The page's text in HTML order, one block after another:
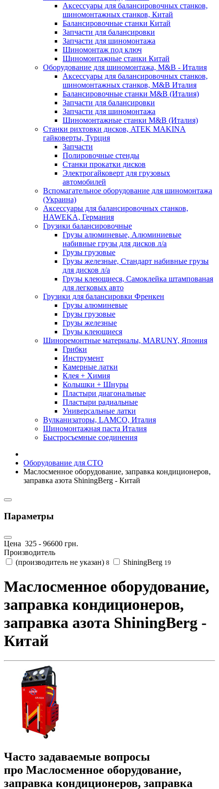
Аксессуары для балансировочных станков,
шиномонтажных станков, Китай
Балансировочные станки Китай
Запчасти для балансировки
Запчасти для шиномонтажа
Шиномонтаж под ключ
Шиномонтажные станки Китай
Оборудование для шиномонтажа, M&B - Италия
Аксессуары для балансировочных станков,
шиномонтажных станков, M&B Италия
Балансировочные станки M&B (Италия)
Запчасти для балансировки
Запчасти для шиномонтажа
Шиномонтажные станки M&B (Италия)
Станки рихтовки дисков, ATEK MAKINA
гайковерты, Турция
Запчасти
Полировочные стенды
Станки прокатки дисков
Электрогайковерт для грузовых
автомобилей
Вспомагательное оборудование для шиномонтажа
(Украина)
Аксессуары для балансировочных станков,
HAWEKA, Германия
Грузики балансировочные
Грузы алюминевые, Алюминиевые
набивные грузы для дисков л/а
Грузы грузовые
Грузы железные, Cтандарт набивные грузы
для дисков л/а
Грузы клеющиеся, Самоклейка штампованая
для легковых авто
Грузики для балансировки Френкен
Грузы алюминевые
Грузы грузовые
Грузы железные
Грузы клеющиеся
Шиноремонтные материалы, MARUNY, Япония
Грибки
Инструмент
Камерные латки
Клея + Химия
Колышки + Шнуры
Пластыри диагональные
Пластыри радиальные
Универсальные латки
Вулканизаторы, LAMCO, Италия
Шиномонтажная паста Италия
Быстросъемные соединения
Оборудование для СТО
Маслосменное оборудование, заправка кондиционеров,
заправка азота ShiningBerg - Китай
Параметры
Цена 325 - 96600 грн.
Производитель
(производитель не указан) 8 ShiningBerg 19
Маслосменное оборудование,
заправка кондиционеров,
заправка азота ShiningBerg -
Китай
Часто задаваемые вопросы
про Маслосменное оборудование,
заправка кондиционеров, заправка